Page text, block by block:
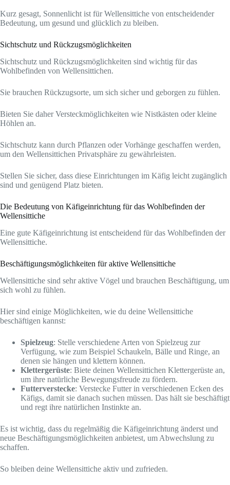
Kurz gesagt, Sonnenlicht ist für Wellensittiche von entscheidender
Bedeutung, um gesund und glücklich zu bleiben.
Sichtschutz und Rückzugsmöglichkeiten
Sichtschutz und Rückzugsmöglichkeiten sind wichtig für das
Wohlbefinden von Wellensittichen.
Sie brauchen Rückzugsorte, um sich sicher und geborgen zu fühlen.
Bieten Sie daher Versteckmöglichkeiten wie Nistkästen oder kleine
Höhlen an.
Sichtschutz kann durch Pflanzen oder Vorhänge geschaffen werden,
um den Wellensittichen Privatsphäre zu gewährleisten.
Stellen Sie sicher, dass diese Einrichtungen im Käfig leicht zugänglich
sind und genügend Platz bieten.
Die Bedeutung von Käfigeinrichtung für das Wohlbefinden der
Wellensittiche
Eine gute Käfigeinrichtung ist entscheidend für das Wohlbefinden der
Wellensittiche.
Beschäftigungsmöglichkeiten für aktive Wellensittiche
Wellensittiche sind sehr aktive Vögel und brauchen Beschäftigung, um
sich wohl zu fühlen.
Hier sind einige Möglichkeiten, wie du deine Wellensittiche
beschäftigen kannst:
Spielzeug: Stelle verschiedene Arten von Spielzeug zur
Verfügung, wie zum Beispiel Schaukeln, Bälle und Ringe, an
denen sie hängen und klettern können.
Klettergerüste: Biete deinen Wellensittichen Klettergerüste an,
um ihre natürliche Bewegungsfreude zu fördern.
Futterverstecke: Verstecke Futter in verschiedenen Ecken des
Käfigs, damit sie danach suchen müssen. Das hält sie beschäftigt
und regt ihre natürlichen Instinkte an.
Es ist wichtig, dass du regelmäßig die Käfigeinrichtung änderst und
neue Beschäftigungsmöglichkeiten anbietest, um Abwechslung zu
schaffen.
So bleiben deine Wellensittiche aktiv und zufrieden.